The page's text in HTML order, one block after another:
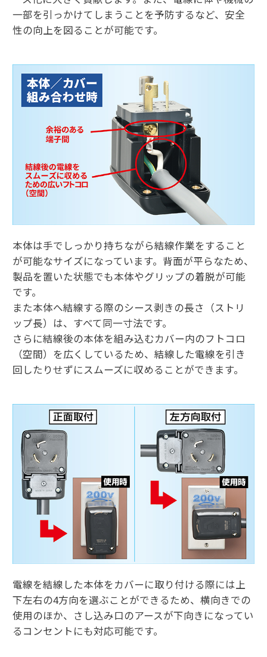
一部を引っかけてしまうことを予防するなど、安全
性の向上を図ることが可能です。
本体は手でしっかり持ちながら結線作業をすること
が可能なサイズになっています。背面が平らなため、
製品を置いた状態でも本体やグリップの着脱が可能
です。
また本体へ結線する際のシース剥きの長さ（ストリ
ップ長）は、すべて同一寸法です。
さらに結線後の本体を組み込むカバー内のフトコロ
（空間）を広くしているため、結線した電線を引き
回したりせずにスムーズに収めることができます。
電線を結線した本体をカバーに取り付ける際には上
下左右の4方向を選ぶことができるため、横向きでの
使用のほか、さし込み口のアースが下向きになってい
るコンセントにも対応可能です。